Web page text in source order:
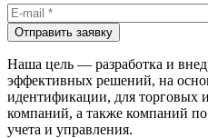
Отправить заявку
Наша цель — разработка и
эффективных решений, на
идентификации, для торговых
компаний, а также компаний по
учета и управления.